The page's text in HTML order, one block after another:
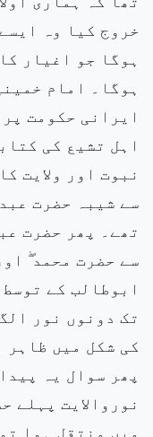
خروج کیا وہ
ہوگا جو اغیار
ہوگا۔ امام
ایرانی حکومت پر
اہل تشیع کی
نبوت اور ولایت
سے شیبہ حضرت
تھے۔ پھر حضرت
سے حضرت محمد
ابوطالب کے
تک دونوں نور
کی شکل میں ظاہر
پھر سوال یہ
نوروالایت پہلے
میں منتقل ہوا